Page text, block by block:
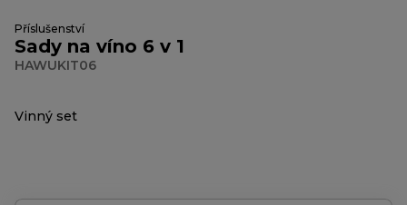
Příslušenství
Sady na víno 6 v 1
HAWUKIT06
Vinný set